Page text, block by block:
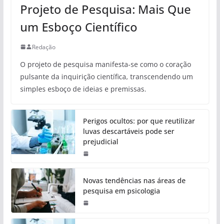
Projeto de Pesquisa: Mais Que
um Esboço Científico
Redação
O projeto de pesquisa manifesta-se como o coração
pulsante da inquirição científica, transcendendo um
simples esboço de ideias e premissas.
Perigos ocultos: por que reutilizar
luvas descartáveis pode ser
prejudicial
Novas tendências nas áreas de
pesquisa em psicologia